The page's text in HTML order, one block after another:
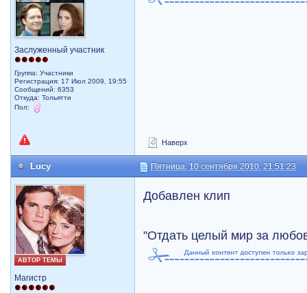
Заслуженный участник
Группа: Участники
Регистрация: 17 Июл 2009, 19:55
Сообщений: 6353
Откуда: Тольятти
Пол:
Наверх
Lucy Пятница, 10 сентября 2010, 21:51:23
АВТОР ТЕМЫ
Магистр
Добавлен клип
"Отдать целый мир за